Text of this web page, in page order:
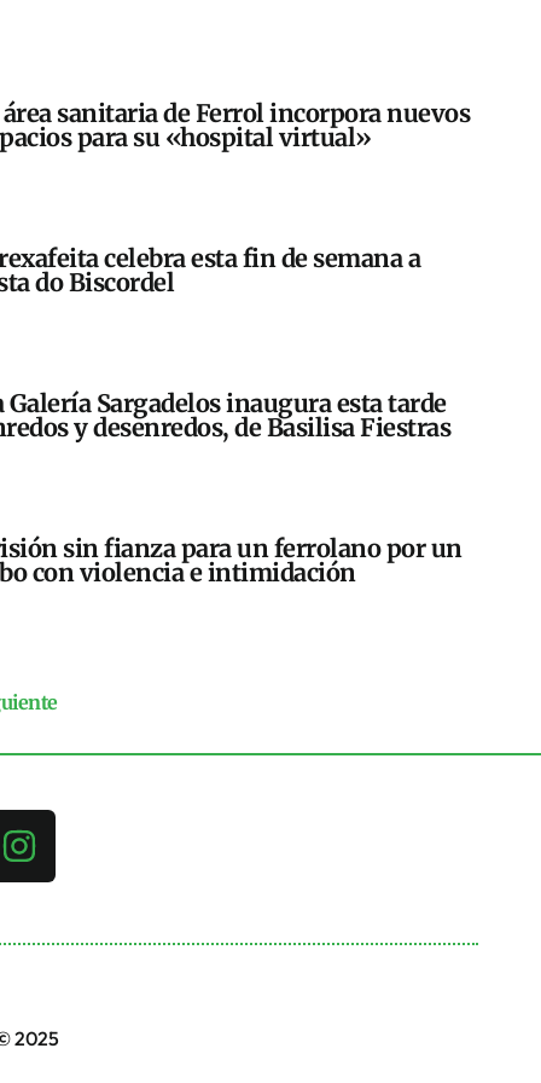
sanitaria de Ferrol incorpora nuevos
para su «hospital virtual»
celebra esta fin de semana a
do Biscordel
Galería Sargadelos inaugura esta tarde
y desenredos, de Basilisa Fiestras
sin fianza para un ferrolano por un
con violencia e intimidación
2025